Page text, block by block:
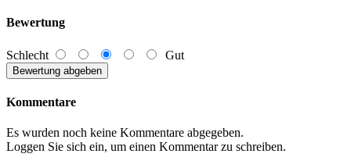
Bewertung
Schlecht Gut
Kommentare
Es wurden noch keine Kommentare abgegeben.
Loggen Sie sich ein, um einen Kommentar zu schreiben.